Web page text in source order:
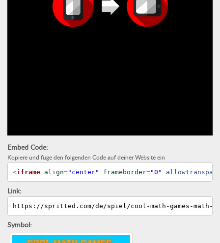
Embed Code:
Kopiere und füge den folgenden Code auf deiner Website ein
<iframe align="center" frameborder="0"
Link:
https://spritted.com/de/spiel/cool-math-games-math-
Symbol: